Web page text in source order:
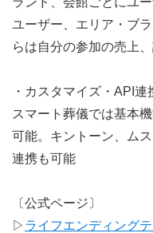
ユーザー、エリア・ブ
らは自分の参加の売上
・カスタマイズ・API連
スマート葬儀では基本
可能。キントーン、ム
連携も可能
〔公式ページ〕
▷ ライフエンディング